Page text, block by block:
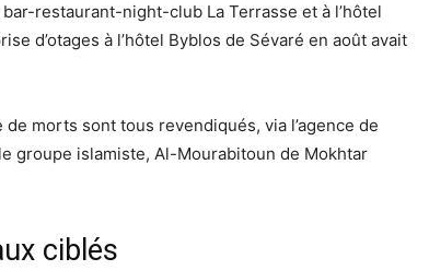
restaurant-night-club La Terrasse et à l’hôtel
d’otages à l’hôtel Byblos de Sévaré en août avait
morts sont tous revendiqués, via l’agence de
groupe islamiste, Al-Mourabitoun de Mokhtar
ciblés